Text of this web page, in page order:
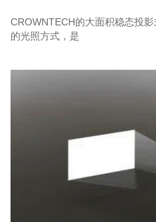
CROWNTECH的大面积稳态投
的光照方式，是